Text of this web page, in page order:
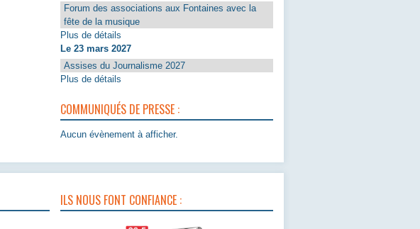
Forum des associations aux Fontaines avec la
fête de la musique
Plus de détails
Le 23 mars 2027
Assises du Journalisme 2027
Plus de détails
COMMUNIQUÉS DE PRESSE :
Aucun évènement à afficher.
ILS NOUS FONT CONFIANCE :